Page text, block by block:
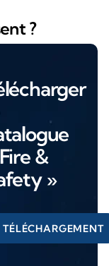
?
&
»
TÉLÉCHARGEMENT